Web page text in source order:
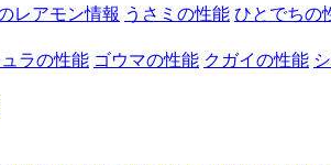
レアモン情報 うさミの性能 ひとでちの
ラの性能 ゴウマの性能 クガイの性能